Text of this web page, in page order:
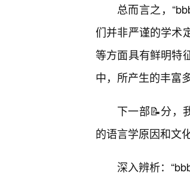
总而言之，
们并非严谨的学术
等方面具有鲜明特
中，所产生的丰富
下一部📝分，
的语言学原因和文
深入辨析：